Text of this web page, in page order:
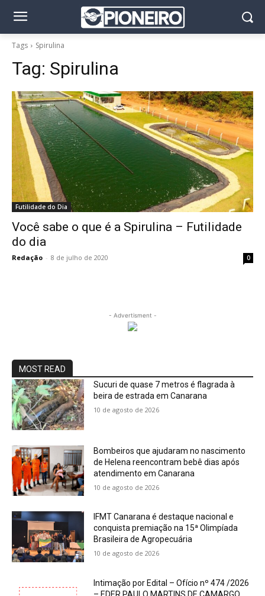
Tags Spirulina
Tag: Spirulina
Futilidade do Dia
Você sabe o que é a Spirulina – Futilidade
do dia
Redação - 8 de julho de 2020 0
- Advertisment -
MOST READ
Sucuri de quase 7 metros é flagrada à
beira de estrada em Canarana
10 de agosto de 2026
Bombeiros que ajudaram no nascimento
de Helena reencontram bebê dias após
atendimento em Canarana
10 de agosto de 2026
IFMT Canarana é destaque nacional e
conquista premiação na 15ª Olimpíada
Brasileira de Agropecuária
10 de agosto de 2026
Intimação por Edital – Ofício nº 474 /2026